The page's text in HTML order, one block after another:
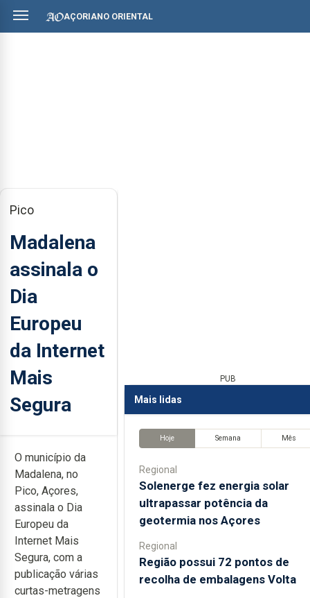
AÇORIANO ORIENTAL
Pico
Madalena
assinala o
Dia
Europeu
da Internet
Mais
Segura
O município da
Madalena, no
Pico, Açores,
assinala o Dia
Europeu da
Internet Mais
Segura, com a
publicação várias
curtas-metragens
PUB
Mais lidas
Hoje Semana Mês
Regional
Solenerge fez energia solar
ultrapassar potência da
geotermia nos Açores
Regional
Região possui 72 pontos de
recolha de embalagens Volta